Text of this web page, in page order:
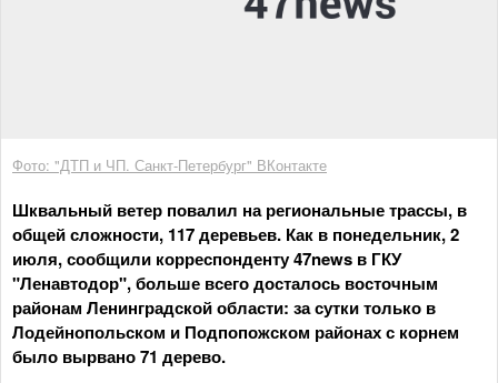
Фото: "ДТП и ЧП. Санкт-Петербург" ВКонтакте
Шквальный ветер повалил на региональные трассы, в
общей сложности, 117 деревьев. Как в понедельник, 2
июля, сообщили корреспонденту 47news в ГКУ
"Ленавтодор", больше всего досталось восточным
районам Ленинградской области: за сутки только в
Лодейнопольском и Подпопожском районах с корнем
было вырвано 71 дерево.